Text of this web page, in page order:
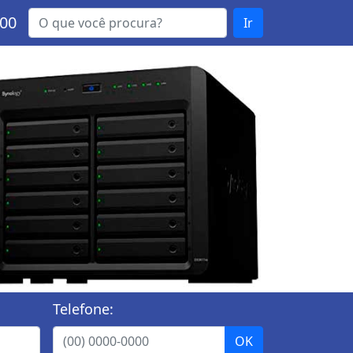
Ir
Telefone: